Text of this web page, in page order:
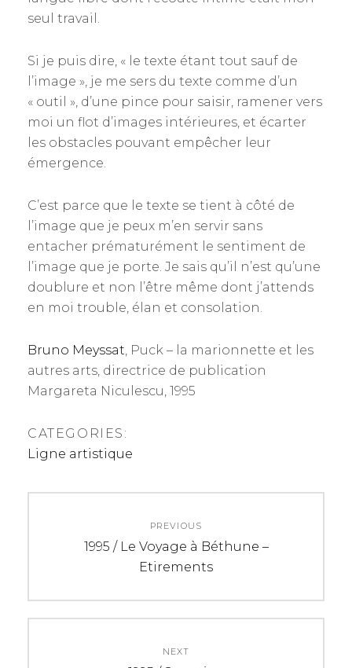
seul travail.
Si je puis dire, « le texte étant tout sauf de
l’image », je me sers du texte comme d’un
« outil », d’une pince pour saisir, ramener vers
moi un flot d’images intérieures, et écarter
les obstacles pouvant empêcher leur
émergence.
C’est parce que le texte se tient à côté de
l’image que je peux m’en servir sans
entacher prématurément le sentiment de
l’image que je porte. Je sais qu’il n’est qu’une
doublure et non l’être même dont j’attends
en moi trouble, élan et consolation.
Bruno Meyssat , Puck – la marionnette et les
autres arts, directrice de publication
Margareta Niculescu, 1995
CATEGORIES:
Ligne artistique
i
PREVIOUS
P
1995 / Le Voyage à Béthune –
Etirements
NEXT